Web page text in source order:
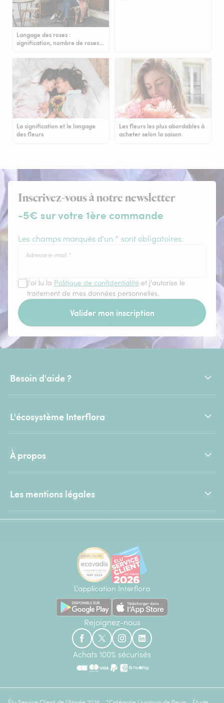
Langage des roses :
signification, nombre de roses…
La signification et le langage
des fleurs
Les fleurs les plus abordables à
acheter selon la saison
Inscrivez-vous à notre newsletter
-5€ sur votre 1ère commande
Les champs marqués d'un * sont obligatoires.
Adresse e-mail *
J'ai lu la Politique de confidentialité et j'autorise le
traitement de mes données personnelles.
Valider mon inscription
Besoin d'aide ?
L'écosystème Interflora
À propos
Les mentions légales
L'application Interflora
Rejoignez-nous
Achats 100% sécurisés